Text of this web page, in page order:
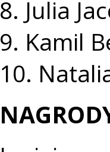
8. Julia
9. Kamil
10.